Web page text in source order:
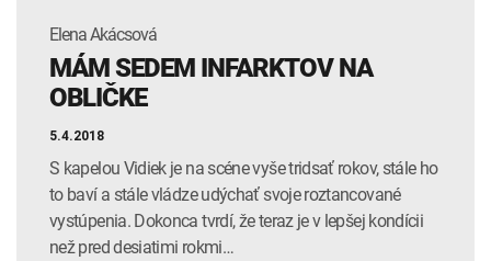
Elena Akácsová
MÁM SEDEM INFARKTOV NA
OBLIČKE
5.4.2018
S kapelou Vidiek je na scéne vyše tridsať rokov, stále ho
to baví a stále vládze udýchať svoje roztancované
vystúpenia. Dokonca tvrdí, že teraz je v lepšej kondícii
než pred desiatimi rokmi…